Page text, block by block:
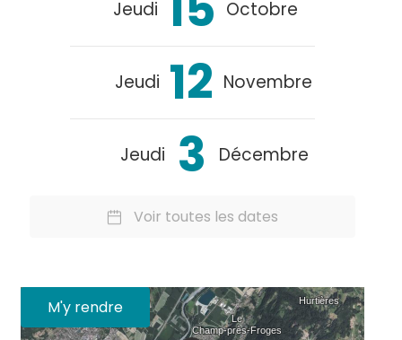
Jeudi Octobre
Jeudi 12 Novembre
Jeudi 3 Décembre
Voir toutes les dates
M'y rendre